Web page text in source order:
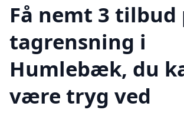
Få nemt 3 tilbud
tagrensning i
Humlebæk, du
være tryg ved